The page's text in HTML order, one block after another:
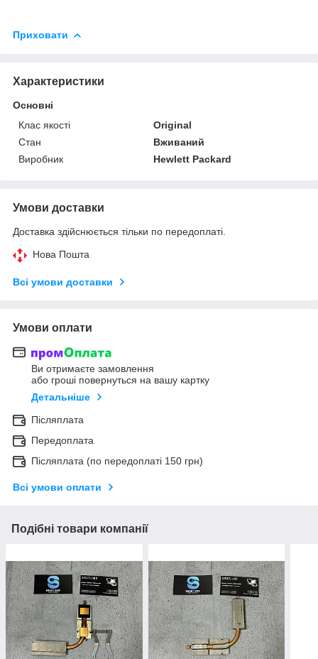
Приховати
Характеристики
Основні
Клас якості
Original
Стан
Вживаний
Виробник
Hewlett Packard
Умови доставки
Доставка здійснюється тільки по передоплаті.
Нова Пошта
Всі умови доставки
Умови оплати
Ви отримаєте замовлення
або гроші повернуться на вашу картку
Детальніше
Післяплата
Передоплата
Післяплата (по передоплаті 150 грн)
Всі умови оплати
Подібні товари компанії